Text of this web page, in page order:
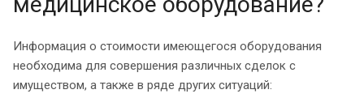
Информация о стоимости имеющегося оборудования
необходима для совершения различных сделок с
имуществом, а также в ряде других ситуаций: